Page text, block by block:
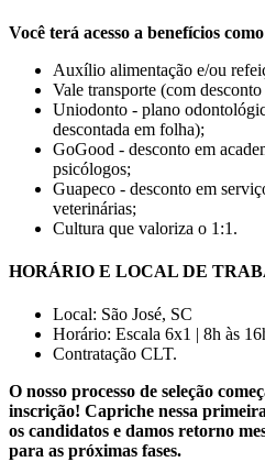
Você terá acesso a benefícios
Auxílio alimentação e/ou
Vale transporte (com
Uniodonto - plano
descontada em folha);
GoGood - desconto em
psicólogos;
Guapeco - desconto em
veterinárias;
Cultura que valoriza o 1:1.
HORÁRIO E LOCAL DE
Local: São José, SC
Horário: Escala 6x1 | 8h às
Contratação CLT.
O nosso processo de seleção
inscrição! Capriche nessa
os candidatos e damos retorno
para as próximas fases.